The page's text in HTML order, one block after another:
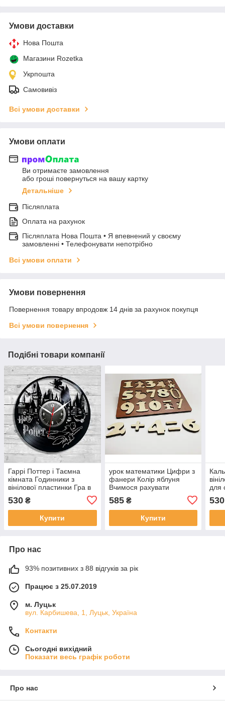
Умови доставки
Нова Пошта
Магазини Rozetka
Укрпошта
Самовивіз
Всі умови доставки
Умови оплати
Ви отримаєте замовлення
або гроші повернуться на вашу картку
Детальніше
Післяплата
Оплата на рахунок
Післяплата Нова Пошта • Я впевнений у своєму
замовленні • Телефонувати непотрібно
Всі умови оплати
Умови повернення
Повернення товару впродовж 14 днів за рахунок покупця
Всі умови повернення
Подібні товари компанії
Гаррі Поттер і Таємна
кімната Годинники з
вінілової пластинки Гра в
Квіддіч Летати на мітлах
Золотий снітч Декор
530 ₴
Купити
урок математики Цифри з
фанери Колір яблуня
Вчимося рахувати
числовий набір Допоміжні
знаки Ручна робота
585₴
Купити
для
530
Про нас
93% позитивних з 88 відгуків за рік
Працює з 25.07.2019
м. Луцьк
вул. Карбишева, 1, Луцьк, Україна
Контакти
Сьогодні вихідний
Показати весь графік роботи
Про нас